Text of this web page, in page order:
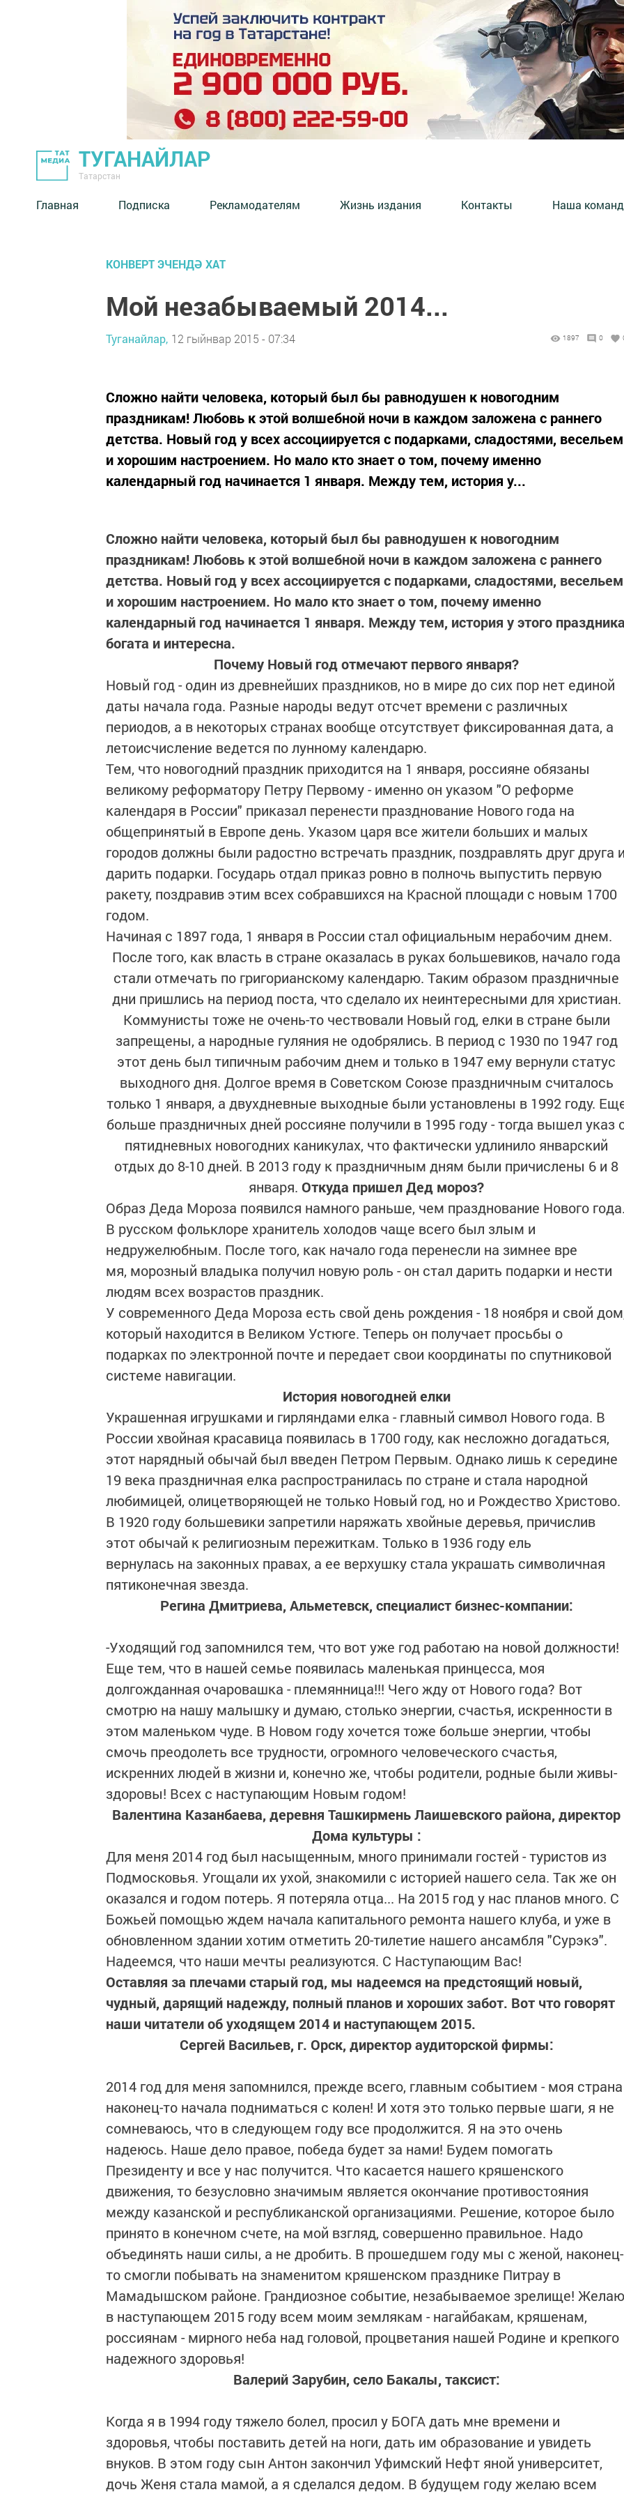
ТУГАНАЙЛАР
Татарстан
Главная Подписка Рекламодателям Жизнь издания Контакты Наша
КОНВЕРТ ЭЧЕНДӘ ХАТ
Мой незабываемый 2014...
Туганайлар, 12 гыйнвар 2015 - 07:34 1897 0
Сложно найти человека, который был бы равнодушен к новогодним
праздникам! Любовь к этой волшебной ночи в каждом заложена с раннего
детства. Новый год у всех ассоциируется с подарками, сладостями, весельем
и хорошим настроением. Но мало кто знает о том, почему именно
календарный год начинается 1 января. Между тем, история у...
Сложно найти человека, который был бы равнодушен к новогодним
праздникам! Любовь к этой волшебной ночи в каждом заложена с раннего
детства. Новый год у всех ассоциируется с подарками, сладостями, весельем
и хорошим настроением. Но мало кто знает о том, почему именно
календарный год начинается 1 января. Между тем, история у этого праздника
богата и интересна.
Почему Новый год отмечают первого января?
Новый год - один из древнейших праздников, но в мире до сих пор нет единой
даты начала года. Разные народы ведут отсчет времени с различных
периодов, а в некоторых странах вообще отсутствует фиксированная дата, а
летоисчисление ведется по лунному календарю.
Тем, что новогодний праздник приходится на 1 января, россияне обязаны
великому реформатору Петру Первому - именно он указом "О реформе
календаря в России" приказал перенести празднование Нового года на
общепринятый в Европе день. Указом царя все жители больших и малых
городов должны были радостно встречать праздник, поздравлять друг друга и
дарить подарки. Государь отдал приказ ровно в полночь выпустить первую
ракету, поздравив этим всех собравшихся на Красной площади с новым 1700
годом.
Начиная с 1897 года, 1 января в России стал официальным нерабочим днем.
После того, как власть в стране оказалась в руках большевиков, начало года
стали отмечать по григорианскому календарю. Таким образом праздничные
дни пришлись на период поста, что сделало их неинтересными для христиан.
Коммунисты тоже не очень-то чествовали Новый год, елки в стране были
запрещены, а народные гуляния не одобрялись. В период с 1930 по 1947 год
этот день был типичным рабочим днем и только в 1947 ему вернули статус
выходного дня. Долгое время в Советском Союзе праздничным считалось
только 1 января, а двухдневные выходные были установлены в 1992 году.
больше праздничных дней россияне получили в 1995 году - тогда вышел указ
пятидневных новогодних каникулах, что фактически удлинило январский
отдых до 8-10 дней. В 2013 году к праздничным дням были причислены 6 и 8
января. Откуда пришел Дед мороз?
Образ Деда Мороза появился намного раньше, чем празднование Нового года.
В русском фольклоре хранитель холодов чаще всего был злым и
недружелюбным. После того, как начало года перенесли на зимнее вре
мя, морозный владыка получил новую роль - он стал дарить подарки и нести
людям всех возрастов праздник.
У современного Деда Мороза есть свой день рождения - 18 ноября и свой
который находится в Великом Устюге. Теперь он получает просьбы о
подарках по электронной почте и передает свои координаты по спутниковой
системе навигации.
История новогодней елки
Украшенная игрушками и гирляндами елка - главный символ Нового года. В
России хвойная красавица появилась в 1700 году, как несложно догадаться,
этот нарядный обычай был введен Петром Первым. Однако лишь к середине
19 века праздничная елка распространилась по стране и стала народной
любимицей, олицетворяющей не только Новый год, но и Рождество Христово.
В 1920 году большевики запретили наряжать хвойные деревья, причислив
этот обычай к религиозным пережиткам. Только в 1936 году ель
вернулась на законных правах, а ее верхушку стала украшать символичная
пятиконечная звезда.
Регина Дмитриева, Альметевск, специалист бизнес-компании:
-Уходящий год запомнился тем, что вот уже год работаю на новой должности!
Еще тем, что в нашей семье появилась маленькая принцесса, моя
долгожданная очаровашка - племянница!!! Чего жду от Нового года? Вот
смотрю на нашу малышку и думаю, столько энергии, счастья, искренности в
этом маленьком чуде. В Новом году хочется тоже больше энергии, чтобы
смочь преодолеть все трудности, огромного человеческого счастья,
искренних людей в жизни и, конечно же, чтобы родители, родные были живы-
здоровы! Всех с наступающим Новым годом!
Валентина Казанбаева, деревня Ташкирмень Лаишевского района, директор
Дома культуры :
Для меня 2014 год был насыщенным, много принимали гостей - туристов из
Подмосковья. Угощали их ухой, знакомили с историей нашего села. Так же он
оказался и годом потерь. Я потеряла отца... На 2015 год у нас планов много. С
Божьей помощью ждем начала капитального ремонта нашего клуба, и уже в
обновленном здании хотим отметить 20-тилетие нашего ансамбля "Сурэкэ".
Надеемся, что наши мечты реализуются. С Наступающим Вас!
Оставляя за плечами старый год, мы надеемся на предстоящий новый,
чудный, дарящий надежду, полный планов и хороших забот. Вот что говорят
наши читатели об уходящем 2014 и наступающем 2015.
Сергей Васильев, г. Орск, директор аудиторской фирмы:
2014 год для меня запомнился, прежде всего, главным событием - моя страна
наконец-то начала подниматься с колен! И хотя это только первые шаги, я не
сомневаюсь, что в следующем году все продолжится. Я на это очень
надеюсь. Наше дело правое, победа будет за нами! Будем помогать
Президенту и все у нас получится. Что касается нашего кряшенского
движения, то безусловно значимым является окончание противостояния
между казанской и республиканской организациями. Решение, которое было
принято в конечном счете, на мой взгляд, совершенно правильное. Надо
объединять наши силы, а не дробить. В прошедшем году мы с женой, наконец-
то смогли побывать на знаменитом кряшенском празднике Питрау в
Мамадышском районе. Грандиозное событие, незабываемое зрелище! Желаю
в наступающем 2015 году всем моим землякам - нагайбакам, кряшенам,
россиянам - мирного неба над головой, процветания нашей Родине и крепкого
надежного здоровья!
Валерий Зарубин, село Бакалы, таксист:
Когда я в 1994 году тяжело болел, просил у БОГА дать мне времени и
здоровья, чтобы поставить детей на ноги, дать им образование и увидеть
внуков. В этом году сын Антон закончил Уфимский Нефт яной университет,
дочь Женя стала мамой, а я сделался дедом. В будущем году желаю всем